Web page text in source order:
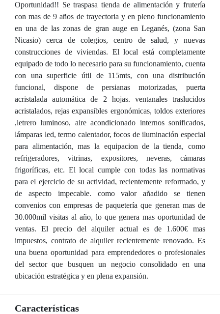
Oportunidad!! Se traspasa tienda de alimentación y frutería
con mas de 9 años de trayectoria y en pleno funcionamiento
en una de las zonas de gran auge en Leganés, (zona San
Nicasio) cerca de colegios, centro de salud, y nuevas
construcciones de viviendas. El local está completamente
equipado de todo lo necesario para su funcionamiento, cuenta
con una superficie útil de 115mts, con una distribución
funcional, dispone de persianas motorizadas, puerta
acristalada automática de 2 hojas. ventanales traslucidos
acristalados, rejas expansibles ergonómicas, toldos exteriores
,letrero luminoso, aire acondicionado internos sonificados,
lámparas led, termo calentador, focos de iluminación especial
para alimentación, mas la equipacion de la tienda, como
refrigeradores, vitrinas, expositores, neveras, cámaras
frigoríficas, etc. El local cumple con todas las normativas
para el ejercicio de su actividad, recientemente reformado, y
de aspecto impecable. como valor añadido se tienen
convenios con empresas de paquetería que generan mas de
30.000mil visitas al año, lo que genera mas oportunidad de
ventas. El precio del alquiler actual es de 1.600€ mas
impuestos, contrato de alquiler recientemente renovado. Es
una buena oportunidad para emprendedores o profesionales
del sector que busquen un negocio consolidado en una
ubicación estratégica y en plena expansión.
Características